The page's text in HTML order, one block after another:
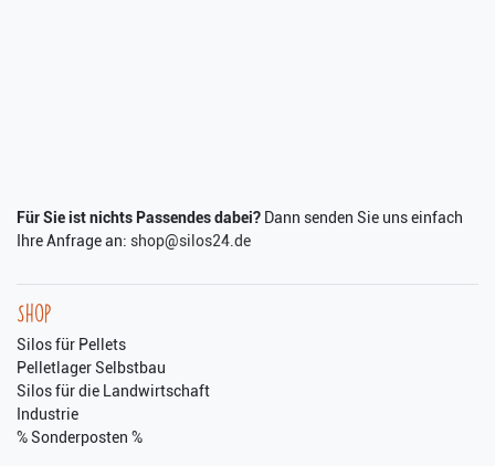
Für Sie ist nichts Passendes dabei? Dann senden Sie uns einfach
Ihre Anfrage an: shop@silos24.de
Shop
Silos für Pellets
Pelletlager Selbstbau
Silos für die Landwirtschaft
Industrie
% Sonderposten %